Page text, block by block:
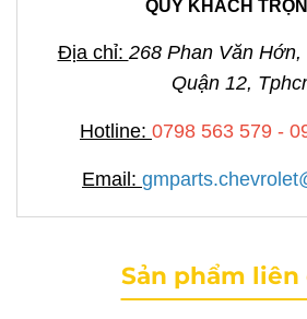
QUÝ KHÁCH
Địa chỉ: 268 Phan Văn
Quận 12,
Hotline: 0798 563 579 -
Email:
Sản phẩm liên